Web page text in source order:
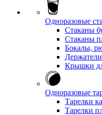
Одноразовые
Стаканы
Стаканы
Бокалы,
Крышки
Одноразовые
Тарелки
Тарелки